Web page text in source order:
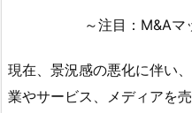
～注目：M&Aマ
現在、景況感の悪化に伴い
業やサービス、メディアを